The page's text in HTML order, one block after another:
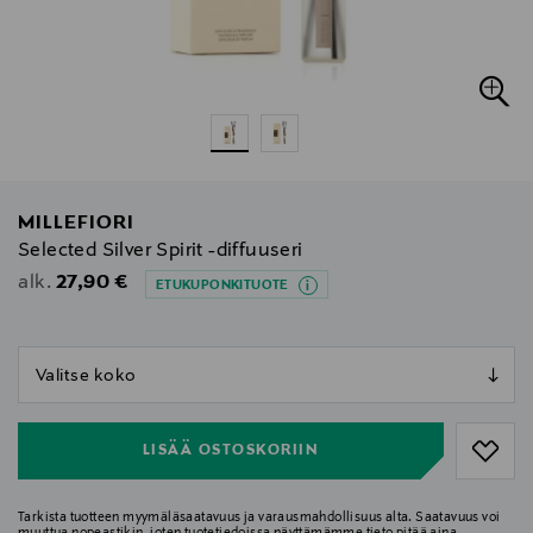
MILLEFIORI
Selected Silver Spirit -diffuuseri
alk. Original Price
27,90 € ETUKUPONKITUOTE
LISÄÄ OSTOSKORIIN
Tarkista tuotteen myymäläsaatavuus ja varausmahdollisuus alta. Saatavuus voi